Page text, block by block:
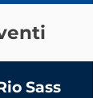
Sass